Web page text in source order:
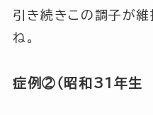
引き続きこの調子が
ね。
症例②（昭和31年生